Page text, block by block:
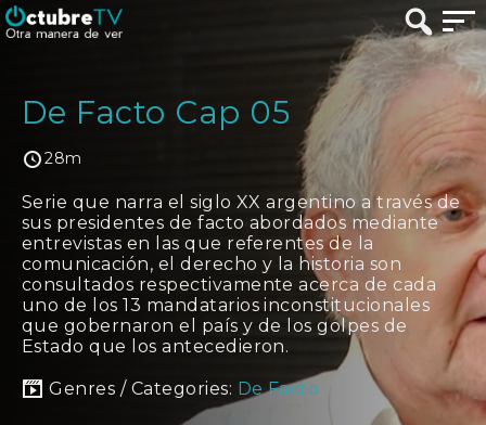
De Facto Cap 05
28m
Serie que narra el siglo XX argentino a través de
sus presidentes de facto abordados mediante
entrevistas en las que referentes de la
comunicación, el derecho y la historia son
consultados respectivamente acerca de cada
uno de los 13 mandatarios inconstitucionales
que gobernaron el país y de los golpes de
Estado que los antecedieron.
Genres / Categories: De Facto